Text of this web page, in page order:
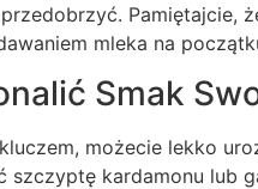
Pamiętajcie,
mleka na
Smak
możecie lekko
szczyptę kardamonu lub